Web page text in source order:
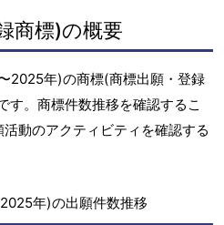
商標)の概要
2025年)の商標(商標出願・登録
す。商標件数推移を確認するこ
動のアクティビティを確認する
年)の出願件数推移